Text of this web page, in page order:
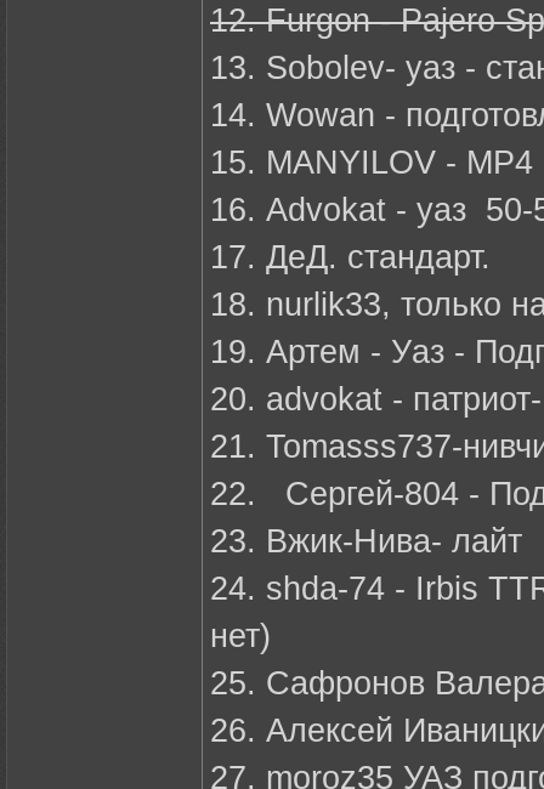
12. Furgon - Pajero
13. Sobolev- уаз -
14. Wowan -
15. MANYILOV -
16. Advokat - уаз 50-
17. ДеД. стандарт.
18. nurlik33, только
19. Артем - Уаз -
20. advokat -
21. Tomasss737-
22. Сергей-804 -
23. Вжик-Нива- лайт
24. shda-74 - Irbis
нет)
25. Сафронов
26. Алексей
27. moroz35 УАЗ